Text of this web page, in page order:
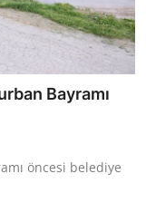
Bayramı
öncesi belediye